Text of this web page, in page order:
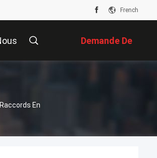
French
Demande De
Soumission
En